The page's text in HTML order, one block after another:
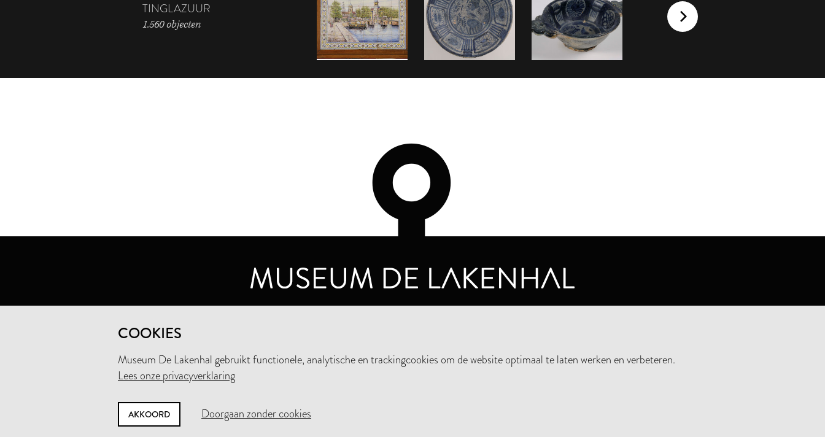
TINGLAZUUR
1.560 objecten
COOKIES
Museum De Lakenhal gebruikt functionele, analytische en trackingcookies om de website optimaal te laten werken en verbeteren.
Lees onze privacyverklaring
AKKOORD Doorgaan zonder cookies
MUSEUM DE LAKENHAL
OUDE SINGEL 32
+31 (0)71 5165360